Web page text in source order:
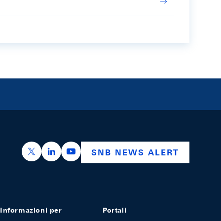
https://x.com/snb_bns
https://ch.linkedin.com/company/swiss-
https://www.youtube.com/
SNB NEWS ALERT
Informazioni per Portali